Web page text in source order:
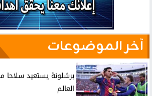
آخر الموضوعات
برشلونة يستعيد
العالم